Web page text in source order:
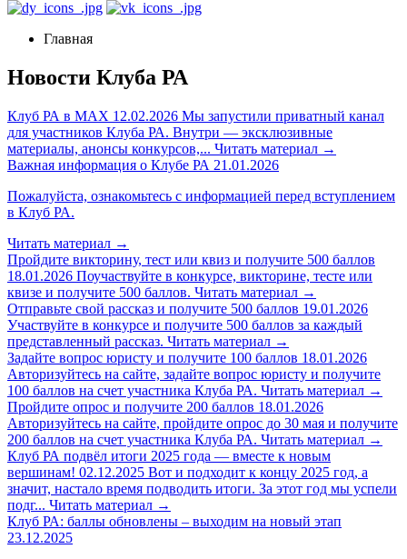
Главная
Новости Клуба РА
Клуб РА в MAX 12.02.2026 Мы запустили приватный канал
для участников Клуба РА. Внутри — эксклюзивные
материалы, анонсы конкурсов,... Читать материал →
Важная информация о Клубе РА 21.01.2026
Пожалуйста, ознакомьтесь с информацией перед вступлением
в Клуб РА.
Читать материал →
Пройдите викторину, тест или квиз и получите 500 баллов
18.01.2026 Поучаствуйте в конкурсе, викторине, тесте или
квизе и получите 500 баллов. Читать материал →
Отправьте свой рассказ и получите 500 баллов 19.01.2026
Участвуйте в конкурсе и получите 500 баллов за каждый
представленный рассказ. Читать материал →
Задайте вопрос юристу и получите 100 баллов 18.01.2026
Авторизуйтесь на сайте, задайте вопрос юристу и получите
100 баллов на счет участника Клуба РА. Читать материал →
Пройдите опрос и получите 200 баллов 18.01.2026
Авторизуйтесь на сайте, пройдите опрос до 30 мая и получите
200 баллов на счет участника Клуба РА. Читать материал →
Клуб РА подвёл итоги 2025 года — вместе к новым
вершинам! 02.12.2025 Вот и подходит к концу 2025 год, а
значит, настало время подводить итоги. За этот год мы успели
подг... Читать материал →
Клуб РА: баллы обновлены – выходим на новый этап
23.12.2025